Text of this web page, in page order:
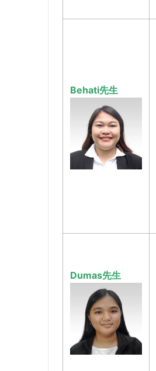
Behati先生
Dumas先生